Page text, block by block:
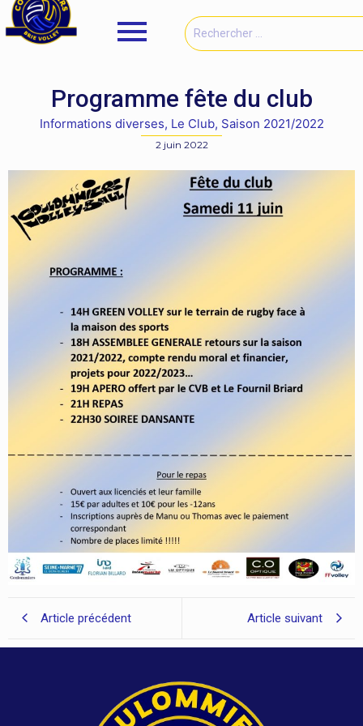
Programme fête du club
Informations diverses, Le Club, Saison 2021/2022
2 juin 2022
Article précédent Article suivant